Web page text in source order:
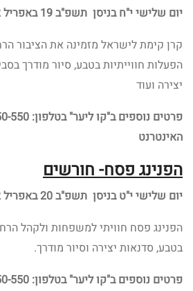
יום שלישי י"ח בניסן תשפ"ב 19 באפריל 2022
קרן קימת לישראל מזמינה את הציבור
הפעלות חווייתיות בטבע, סיור מודרך
יצירה ועוד
פרטים נוספים
האינטרנט
הפנינג פסח- חורשים
יום שלישי י"ט בניסן תשפ"ב 20 באפריל 2022
הפנינג פסח חוויתי למשפחות ולקהל
בטבע, סדנאות יצירה וסיור מודרך.
פרטים נוספים